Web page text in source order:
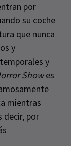
por
su coche
que nunca
y
y
Showes
mientras
decir, por